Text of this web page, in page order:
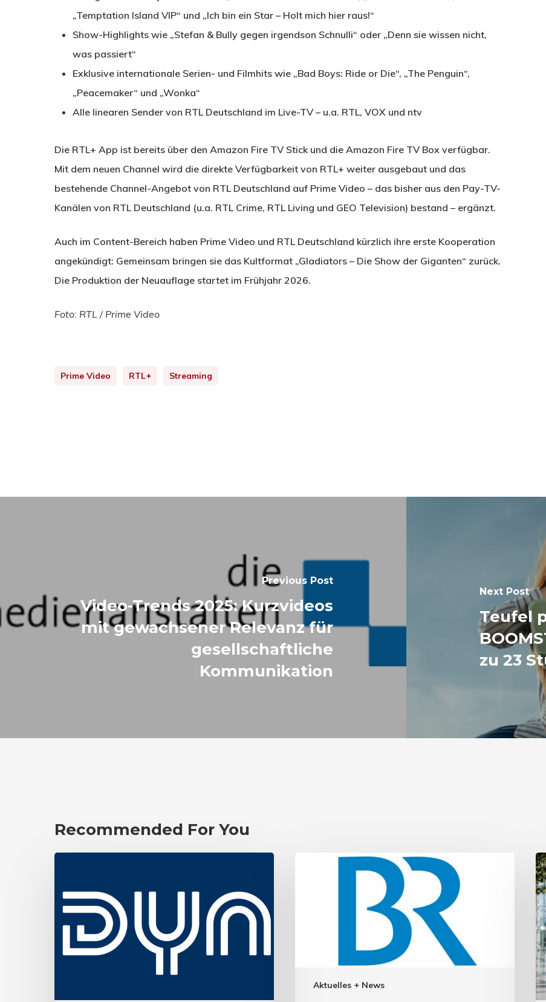
„Temptation Island VIP“ und „Ich bin ein Star – Holt mich hier raus!“
Show-Highlights wie „Stefan & Bully gegen irgendson Schnulli“ oder „Denn sie wissen nicht,
was passiert“
Exklusive internationale Serien- und Filmhits wie „Bad Boys: Ride or Die“, „The Penguin“,
„Peacemaker“ und „Wonka“
Alle linearen Sender von RTL Deutschland im Live-TV – u.a. RTL, VOX und ntv
Die RTL+ App ist bereits über den Amazon Fire TV Stick und die Amazon Fire TV Box verfügbar.
Mit dem neuen Channel wird die direkte Verfügbarkeit von RTL+ weiter ausgebaut und das
bestehende Channel-Angebot von RTL Deutschland auf Prime Video – das bisher aus den Pay-TV-
Kanälen von RTL Deutschland (u.a. RTL Crime, RTL Living und GEO Television) bestand – ergänzt.
Auch im Content-Bereich haben Prime Video und RTL Deutschland kürzlich ihre erste Kooperation
angekündigt: Gemeinsam bringen sie das Kultformat „Gladiators – Die Show der Giganten“ zurück.
Die Produktion der Neuauflage startet im Frühjahr 2026.
Foto: RTL / Prime Video
Prime Video RTL+ Streaming
Previous Post
Video-Trends 2025: Kurzvideos
mit gewachsener Relevanz für
gesellschaftliche
Kommunikation
Next Post
Teufel
zu 23
Recommended For You
Aktuelles + News